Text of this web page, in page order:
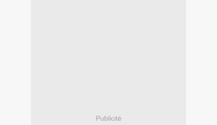
Publicité